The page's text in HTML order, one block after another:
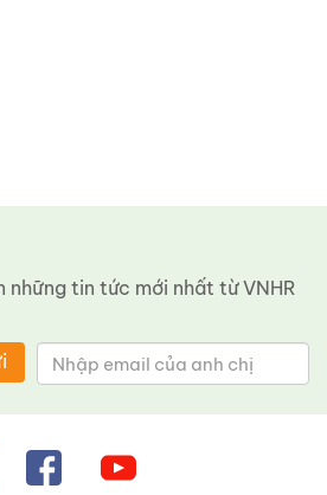
những tin tức mới nhất từ ​​VNHR